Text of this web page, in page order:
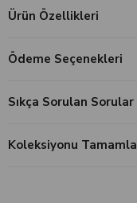
Ürün Özellikleri
Ödeme Seçenekleri
Sıkça Sorulan Sorular
Koleksiyonu Tamamla